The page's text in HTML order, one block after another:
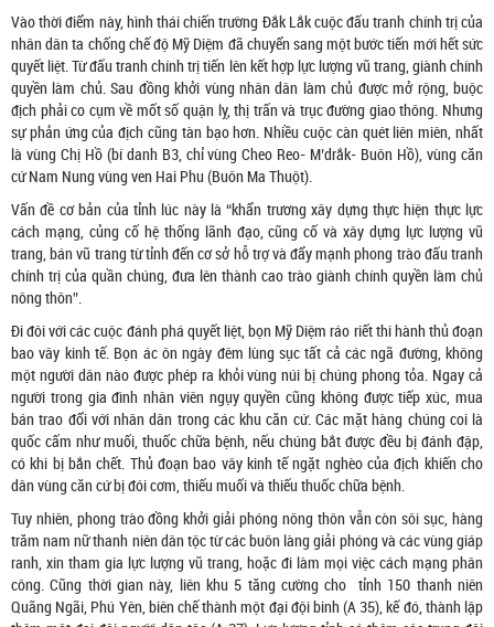
Vào thời điểm này, hình thái chiến trường Đắk Lắk cuộc đấu tranh chính trị của
nhân dân ta chống chế độ Mỹ Diệm đã chuyển sang một bước tiến mới hết sức
quyết liệt. Từ đấu tranh chính trị tiến lên kết hợp lực lượng vũ trang, giành chính
quyền làm chủ. Sau đồng khởi vùng nhân dân làm chủ được mở rộng, buộc
địch phải co cụm về mốt số quận lỵ, thị trấn và trục đường giao thông. Nhưng
sự phản ứng của địch cũng tàn bạo hơn. Nhiều cuộc càn quét liên miên, nhất
là vùng Chị Hồ (bí danh B3, chỉ vùng Cheo Reo- M’drắk- Buôn Hồ), vùng căn
cứ Nam Nung vùng ven Hai Phu (Buôn Ma Thuột).
Vấn đề cơ bản của tỉnh lúc này là “khẩn trương xây dựng thực hiện thực lực
cách mạng, củng cố hệ thống lãnh đạo, cũng cố và xây dựng lực lượng vũ
trang, bán vũ trang từ tỉnh đến cơ sở hỗ trợ và đẩy mạnh phong trào đấu tranh
chính trị của quần chúng, đưa lên thành cao trào giành chính quyền làm chủ
nông thôn”.
Đi đôi với các cuộc đánh phá quyết liệt, bọn Mỹ Diệm ráo riết thi hành thủ đoạn
bao vây kinh tế. Bọn ác ôn ngày đêm lùng sục tất cả các ngã đường, không
một người dân nào được phép ra khỏi vùng núi bị chúng phong tỏa. Ngay cả
người trong gia đình nhân viên ngụy quyền cũng không được tiếp xúc, mua
bán trao đổi với nhân dân trong các khu căn cứ. Các mặt hàng chúng coi là
quốc cấm như muối, thuốc chữa bệnh, nếu chúng bắt được đều bị đánh đập,
có khi bị bắn chết. Thủ đoạn bao vây kinh tế ngặt nghèo của địch khiến cho
dân vùng căn cứ bị đói cơm, thiếu muối và thiếu thuốc chữa bệnh.
Tuy nhiên, phong trào đồng khởi giải phóng nông thôn vẫn còn sôi sục, hàng
trăm nam nữ thanh niên dân tộc từ các buôn làng giải phóng và các vùng giáp
ranh, xin tham gia lực lượng vũ trang, hoặc đi làm mọi việc cách mạng phân
công. Cũng thời gian này, liên khu 5 tăng cường cho tỉnh 150 thanh niên
Quãng Ngãi, Phú Yên, biên chế thành một đại đội binh (A 35), kế đó, thành lập